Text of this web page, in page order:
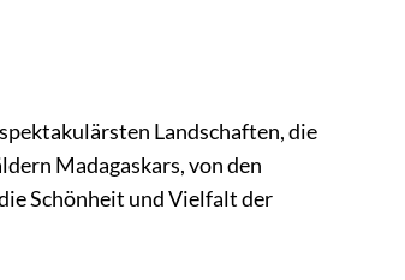
Landschaften, die
Madagaskars, von den
Schönheit und Vielfalt der